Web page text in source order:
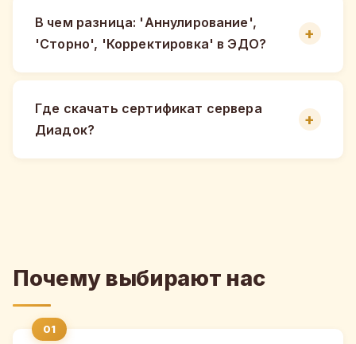
В чем разница: 'Аннулирование',
'Сторно', 'Корректировка' в ЭДО?
Где скачать сертификат сервера
Диадок?
Почему выбирают нас